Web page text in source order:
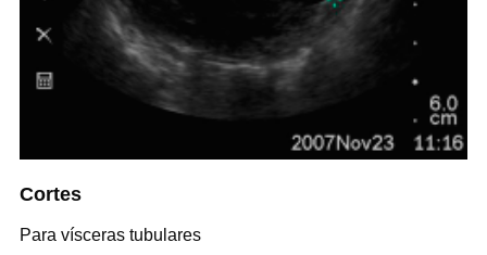
Cortes
Para vísceras tubulares